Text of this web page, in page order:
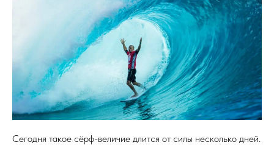
Сегодня такое сёрф-величие длится от силы несколько дней.